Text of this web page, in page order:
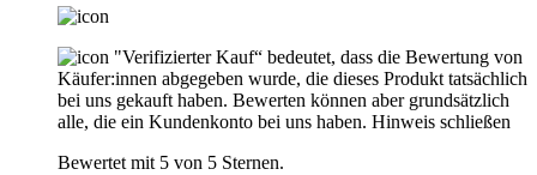
"Verifizierter Kauf“ bedeutet, dass die Bewertung von
Käufer:innen abgegeben wurde, die dieses Produkt tatsächlich
bei uns gekauft haben. Bewerten können aber grundsätzlich
alle, die ein Kundenkonto bei uns haben. Hinweis schließen
Bewertet mit 5 von 5 Sternen.